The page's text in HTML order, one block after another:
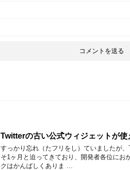
Twitterの古い公式ウィジェットが使
すっかり忘れ（たフリをし）ていましたが
そ1ヶ月と迫ってきており、開発者各位にお
クはかんばしくありま …